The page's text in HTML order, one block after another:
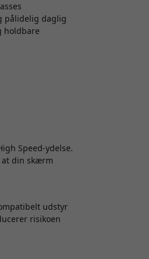
pålidelig daglig
holdbare
Speed-ydelse.
at din skærm
udstyr
risikoen